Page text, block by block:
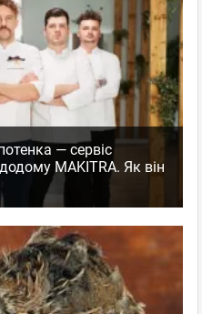
— сервіс
MAKITRA. Як він